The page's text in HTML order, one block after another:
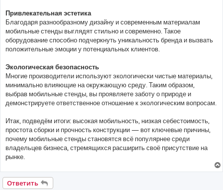
Привлекательная эстетика
Благодаря разнообразному дизайну и современным материалам
мобильные стенды выглядят стильно и современно. Такое
оборудование способно подчеркнуть уникальность бренда и вызвать
положительные эмоции у потенциальных клиентов.
Экологическая безопасность
Многие производители используют экологически чистые материалы,
минимально влияющие на окружающую среду. Таким образом,
выбрав мобильные стенды, вы проявляете заботу о природе и
демонстрируете ответственное отношение к экологическим вопросам.
Итак, подведём итоги: высокая мобильность, низкая себестоимость,
простота сборки и прочность конструкции — вот ключевые причины,
почему мобильные стенды становятся всё популярнее среди
владельцев бизнеса, стремящихся расширить своё присутствие на
рынке.
Ответить